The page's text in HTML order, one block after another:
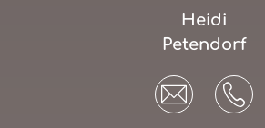
Heidi
Petendorf